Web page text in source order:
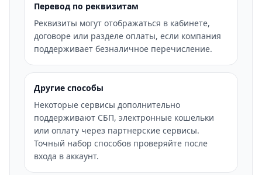
Перевод по реквизитам
Реквизиты могут отображаться в кабинете,
договоре или разделе оплаты, если компания
поддерживает безналичное перечисление.
Другие способы
Некоторые сервисы дополнительно
поддерживают СБП, электронные кошельки
или оплату через партнерские сервисы.
Точный набор способов проверяйте после
входа в аккаунт.